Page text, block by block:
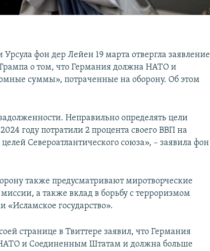
фон дер Лейен 19 марта отвергла заявление
о том, что Германия должна НАТО и
суммы», потраченные на оборону. Об этом
Неправильно определять цели
году потратили 2 процента своего ВВП на
Североатлантического союза», – заявила фон
также предусматривают миротворческие
а также вклад в борьбу с терроризмом
«Исламское государство».
странице в Твиттере заявил, что Германия
и Соединенным Штатам и должна больше